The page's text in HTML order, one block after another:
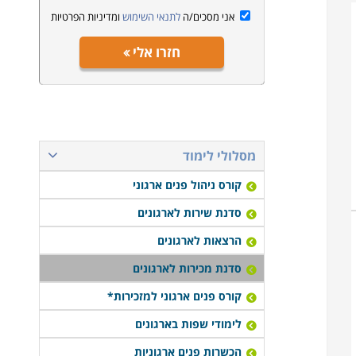
אני מסכים/הלתנאי השימוש ומדיניות הפרטיות
חזרו אלי
מסלולי לימוד
קורס ניהול פנים ארגוני
סדנת שירות לארגונים
הרצאות לארגונים
סדנת מכירות לארגונים
קורס פנים ארגוני למזכירות*
לימודי שפות בארגונים
הכשרות פנים ארגוניות